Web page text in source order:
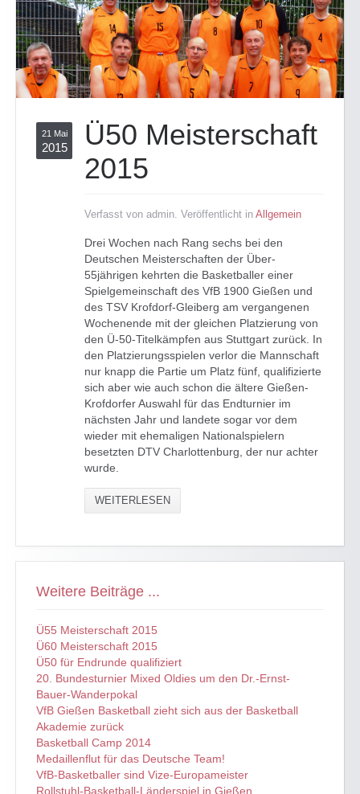
21 Mai
2015
Ü50 Meisterschaft
2015
Verfasst von admin. Veröffentlicht in Allgemein
Drei Wochen nach Rang sechs bei den
Deutschen Meisterschaften der Über-
55jährigen kehrten die Basketballer einer
Spielgemeinschaft des VfB 1900 Gießen und
des TSV Krofdorf-Gleiberg am vergangenen
Wochenende mit der gleichen Platzierung von
den Ü-50-Titelkämpfen aus Stuttgart zurück. In
den Platzierungsspielen verlor die Mannschaft
nur knapp die Partie um Platz fünf, qualifizierte
sich aber wie auch schon die ältere Gießen-
Krofdorfer Auswahl für das Endturnier im
nächsten Jahr und landete sogar vor dem
wieder mit ehemaligen Nationalspielern
besetzten DTV Charlottenburg, der nur achter
wurde.
WEITERLESEN
Weitere Beiträge ...
Ü55 Meisterschaft 2015
Ü60 Meisterschaft 2015
Ü50 für Endrunde qualifiziert
20. Bundesturnier Mixed Oldies um den Dr.-Ernst-
Bauer-Wanderpokal
VfB Gießen Basketball zieht sich aus der Basketball
Akademie zurück
Basketball Camp 2014
Medaillenflut für das Deutsche Team!
VfB-Basketballer sind Vize-Europameister
Rollstuhl-Basketball-Länderspiel in Gießen